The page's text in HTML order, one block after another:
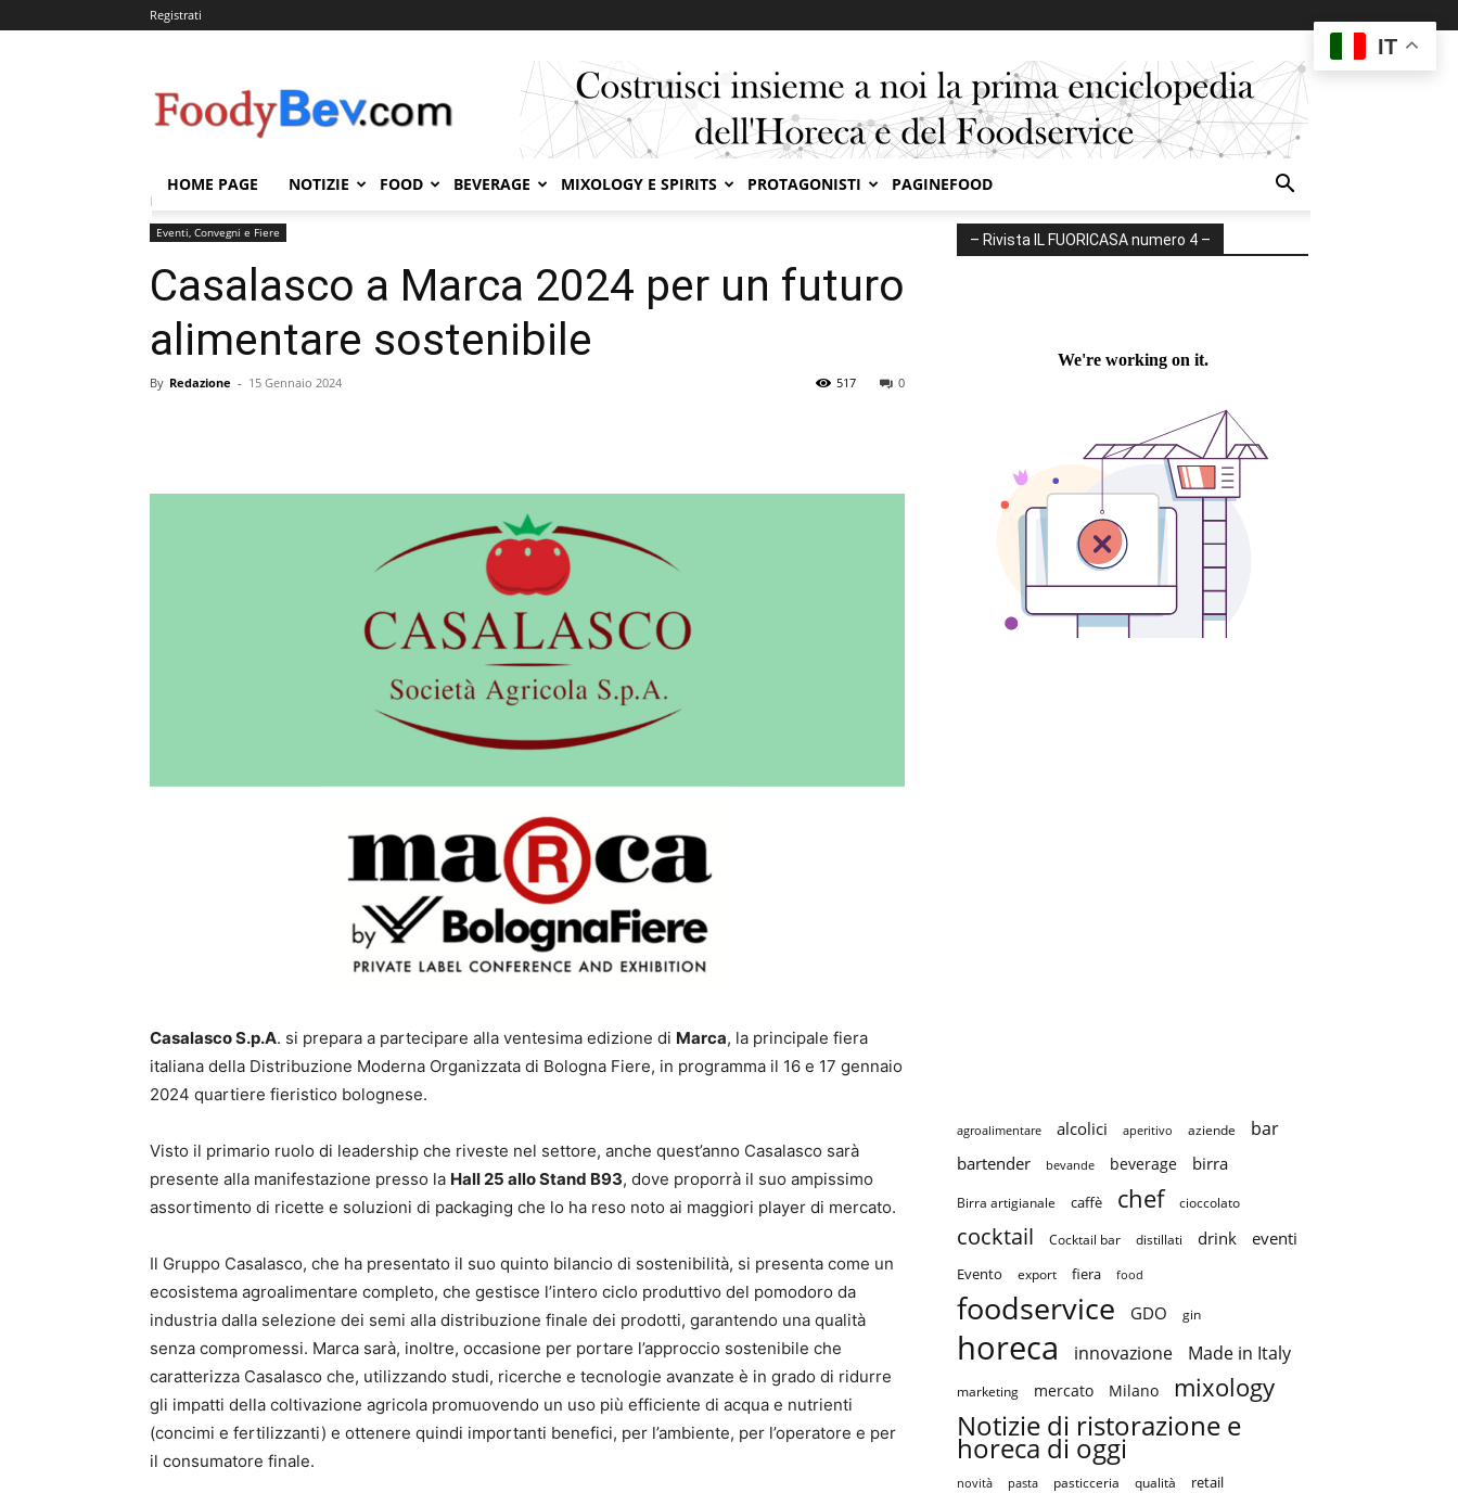
Registrati
HOME PAGE NOTIZIE FOOD BEVERAGE MIXOLOGY E SPIRITS PROTAGONISTI PAGINEFOOD
Home
Eventi, Convegni e Fiere
Casalasco a Marca 2024 per un futuro
alimentare sostenibile
By Redazione - 15 Gennaio 2024 0
517
Casalasco S.p.A. si prepara a partecipare alla ventesima edizione di Marca, la principale fiera
italiana della Distribuzione Moderna Organizzata di Bologna Fiere, in programma il 16 e 17 gennaio
2024 quartiere fieristico bolognese.
Visto il primario ruolo di leadership che riveste nel settore, anche quest’anno Casalasco sarà
presente alla manifestazione presso la Hall 25 allo Stand B93, dove proporrà il suo ampissimo
assortimento di ricette e soluzioni di packaging che lo ha reso noto ai maggiori player di mercato.
Il Gruppo Casalasco, che ha presentato il suo quinto bilancio di sostenibilità, si presenta come un
ecosistema agroalimentare completo, che gestisce l’intero ciclo produttivo del pomodoro da
industria dalla selezione dei semi alla distribuzione finale dei prodotti, garantendo una qualità
senza compromessi. Marca sarà, inoltre, occasione per portare l’approccio sostenibile che
caratterizza Casalasco che, utilizzando studi, ricerche e tecnologie avanzate è in grado di ridurre
gli impatti della coltivazione agricola promuovendo un uso più efficiente di acqua e nutrienti
(concimi e fertilizzanti) e ottenere quindi importanti benefici, per l’ambiente, per l’operatore e per
il consumatore finale.
– Rivista IL FUORICASA numero 4 –
agroalimentare alcolici aperitivo aziende bar
bartender bevande beverage birra
Birra artigianale caffè chef cioccolato
cocktail Cocktail bar distillati drink eventi
Evento export fiera food
foodservice GDO gin
horeca innovazione Made in Italy
marketing mercato Milano mixology
Notizie di ristorazione e
horeca di oggi
novità pasta pasticceria qualità retail
IT